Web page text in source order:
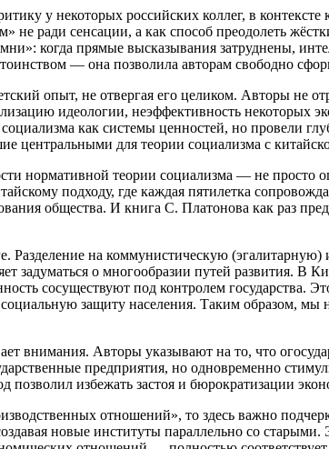
у некоторых российских коллег, в
ради сенсации, а как способ преодолеть
когда прямые высказывания затруднены,
— она позволила авторам свободно
опыт, не отвергая его целиком. Авторы
идеологии, неэффективность некоторых
как системы ценностей, но провели
центральными для теории социализма с
нормативной теории социализма — не
подходу, где каждая пятилетка
общества. И книга С. Платонова как раз
Разделение на коммунистическую
задуматься о многообразии путей развития.
сосуществуют под контролем
социальную защиту населения. Таким образом,
внимания. Авторы указывают на то, что
предприятия, но одновременно
позволил избежать застоя и бюрократизации
отношений», то здесь важно
новые институты параллельно со